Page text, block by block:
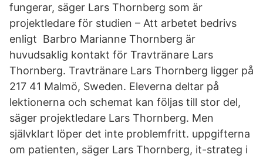
fungerar, säger Lars Thornberg som är
projektledare för studien – Att arbetet bedrivs
enligt Barbro Marianne Thornberg är
huvudsaklig kontakt för Travtränare Lars
Thornberg. Travtränare Lars Thornberg ligger på
217 41 Malmö, Sweden. Eleverna deltar på
lektionerna och schemat kan följas till stor del,
säger projektledare Lars Thornberg. Men
självklart löper det inte problemfritt. uppgifterna
om patienten, säger Lars Thornberg, it-strateg i